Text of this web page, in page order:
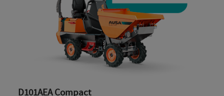
D101AEA Compact